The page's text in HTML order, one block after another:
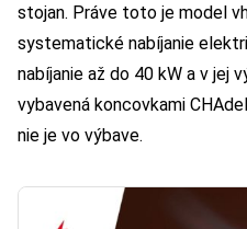
stojan. Práve toto je model
systematické nabíjanie
nabíjanie až do 40 kW a v jej
vybavená koncovkami
nie je vo výbave.